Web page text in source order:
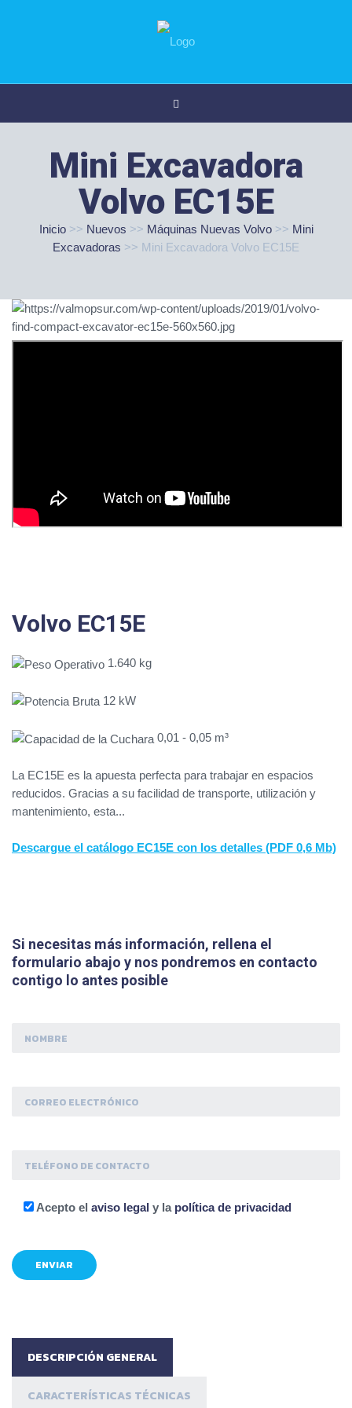
Mini Excavadora
Volvo EC15E
Inicio>> Nuevos >> Máquinas Nuevas Volvo>> Mini
Excavadoras >> Mini Excavadora Volvo EC15E
Volvo EC15E
1.640 kg
12 kW
0,01 - 0,05 m³
La EC15E es la apuesta perfecta para trabajar en espacios
reducidos. Gracias a su facilidad de transporte, utilización y
mantenimiento, esta...
Descargue el catálogo EC15E con los detalles (PDF 0,6 Mb)
Si necesitas más información, rellena el
formulario abajo y nos pondremos en contacto
contigo lo antes posible
Acepto el aviso legal y la política de privacidad
DESCRIPCIÓN GENERAL
CARACTERÍSTICAS TÉCNICAS